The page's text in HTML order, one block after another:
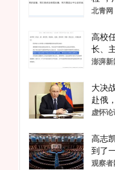
北青网
高校
长、
政辅
澎湃新
大决
赴俄
76岁
虚怀论
高志
到了
息
观察者